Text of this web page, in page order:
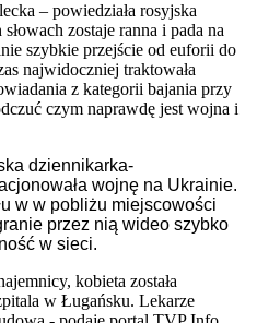
– powiedziała rosyjska
zostaje ranna i pada na
szybkie przejście od euforii do
najwidoczniej traktowała
z kategorii bajania przy
czym naprawdę jest wojna i
dziennikarka-
wojnę na Ukrainie.
w w pobliżu miejscowości
przez nią wideo szybko
w sieci.
kobieta została
w Ługańsku. Lekarze